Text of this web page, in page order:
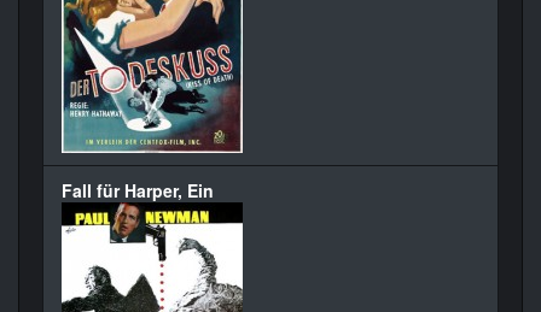
Fall für Harper, Ein